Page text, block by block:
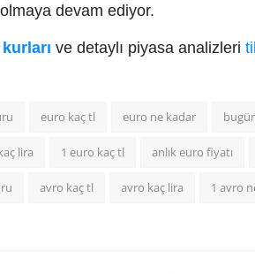
devam ediyor.
ve detaylı piyasa analizleri
euro kaç tl euro ne kadar
lira 1 euro kaç tl anlık euro fiyatı
avro kaç tl avro kaç lira 1 avro